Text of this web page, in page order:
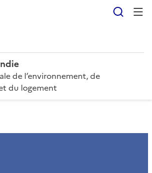
de l’environnement, de
du logement